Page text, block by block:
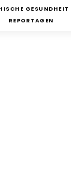
GESUNDHEIT
REPORTAGEN